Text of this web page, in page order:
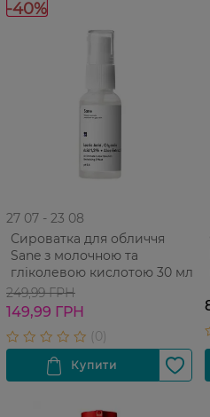
-40%
27 07 - 23 08
Сироватка для обличчя
Sane з молочною та
гліколевою кислотою 30 мл
249,99 ГРН
149,99 ГРН